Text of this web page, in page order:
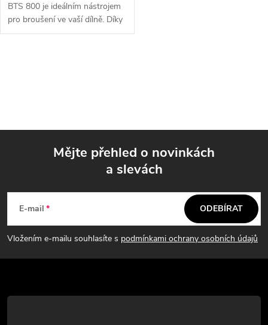
BTS 800 je ideálním nástrojem
pro broušení ve vaší dílně. Díky
kombinaci brusného pásu a
a
í
p
p
t
Mějte přehled o novinkách
a slevách
E-mail
Vložením e-mailu souhlasíte s podmínkami ochrany osobních údajů
ODEBÍRAT